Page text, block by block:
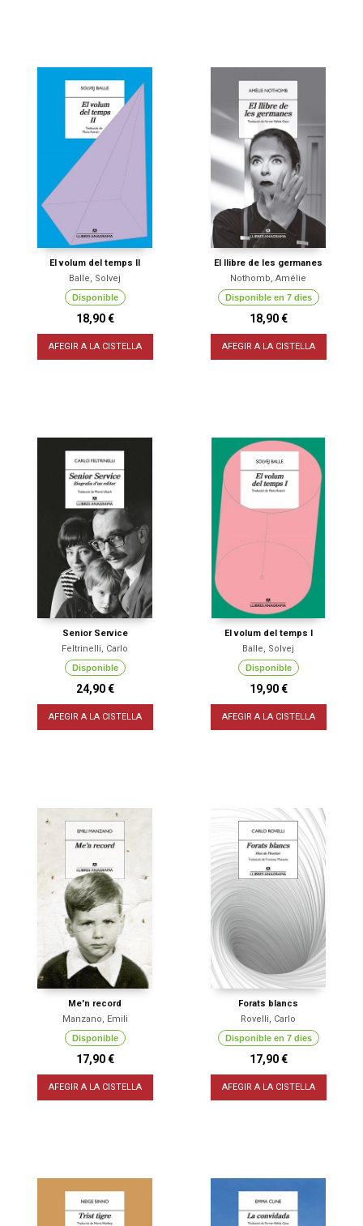
El volum del temps II
Balle, Solvej
Disponible
18,90 €
AFEGIR A LA CISTELLA
El llibre de les germanes
Nothomb, Amélie
Disponible en 7 dies
18,90 €
AFEGIR A LA CISTELLA
Senior Service
Feltrinelli, Carlo
Disponible
24,90 €
AFEGIR A LA CISTELLA
El volum del temps I
Balle, Solvej
Disponible
19,90 €
AFEGIR A LA CISTELLA
Me'n record
Manzano, Emili
Disponible
17,90 €
AFEGIR A LA CISTELLA
Forats blancs
Rovelli, Carlo
Disponible en 7 dies
17,90 €
AFEGIR A LA CISTELLA